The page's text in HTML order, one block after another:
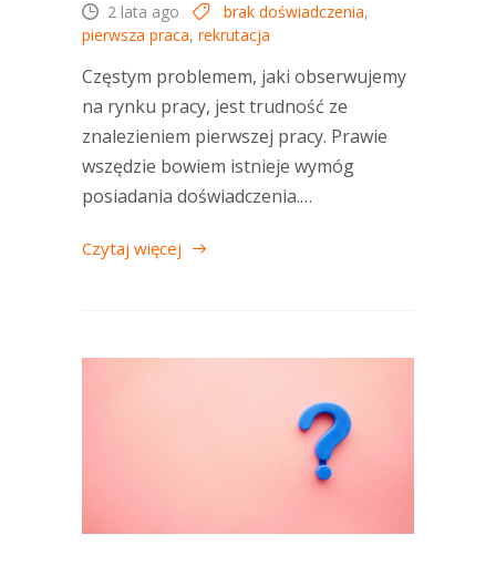
2 lata ago brak doświadczenia,
pierwsza praca, rekrutacja
Częstym problemem, jaki obserwujemy
na rynku pracy, jest trudność ze
znalezieniem pierwszej pracy. Prawie
wszędzie bowiem istnieje wymóg
posiadania doświadczenia.…
Czytaj więcej